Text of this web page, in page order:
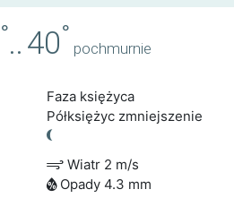
°..40°
pochmurnie
Faza księżyca
Półksiężyc zmniejszenie
Wiatr 2 m/s
Opady 4.3 mm